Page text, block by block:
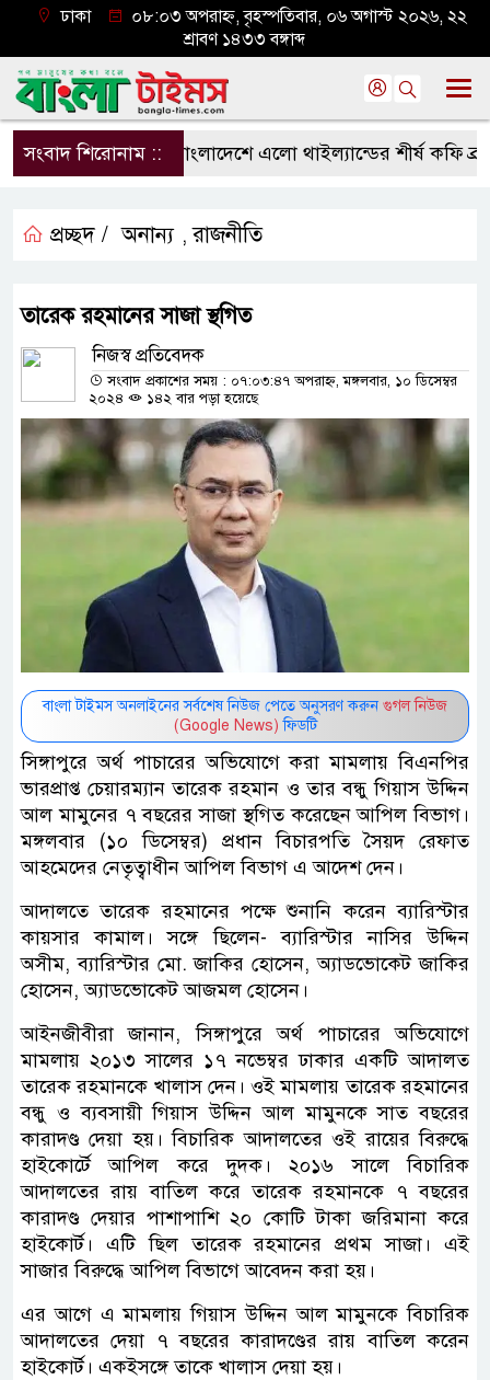
ঢাকা
০৮:০৩ অপরাহ্ন, বৃহস্পতিবার, ০৬ অগাস্ট ২০২৬, ২২
শ্রাবণ ১৪৩৩ বঙ্গাব্দ
সংবাদ শিরোনাম ::বাংলাদেশে এলো থাইল্যান্ডের শীর্ষ কফি
প্রচ্ছদ / অনান্য ,রাজনীতি
তারেক রহমানের সাজা স্থগিত
নিজস্ব প্রতিবেদক
সংবাদ প্রকাশের সময় : ০৭:০৩:৪৭ অপরাহ্ন, মঙ্গলবার, ১০ ডিসেম্বর
২০২৪
১৪২ বার পড়া হয়েছে
বাংলা টাইমস অনলাইনের সর্বশেষ নিউজ পেতে অনুসরণ করুন গুগল নিউজ
(Google News) ফিডটি
সিঙ্গাপুরে অর্থ পাচারের অভিযোগে করা মামলায় বিএনপির
ভারপ্রাপ্ত চেয়ারম্যান তারেক রহমান ও তার বন্ধু গিয়াস উদ্দিন
আল মামুনের ৭ বছরের সাজা স্থগিত করেছেন আপিল বিভাগ।
মঙ্গলবার (১০ ডিসেম্বর) প্রধান বিচারপতি সৈয়দ রেফাত
আহমেদের নেতৃত্বাধীন আপিল বিভাগ এ আদেশ দেন।
আদালতে তারেক রহমানের পক্ষে শুনানি করেন ব্যারিস্টার
কায়সার কামাল। সঙ্গে ছিলেন- ব্যারিস্টার নাসির উদ্দিন
অসীম, ব্যারিস্টার মো. জাকির হোসেন, অ্যাডভোকেট জাকির
হোসেন, অ্যাডভোকেট আজমল হোসেন।
আইনজীবীরা জানান, সিঙ্গাপুরে অর্থ পাচারের অভিযোগে
মামলায় ২০১৩ সালের ১৭ নভেম্বর ঢাকার একটি আদালত
তারেক রহমানকে খালাস দেন। ওই মামলায় তারেক রহমানের
বন্ধু ও ব্যবসায়ী গিয়াস উদ্দিন আল মামুনকে সাত বছরের
কারাদণ্ড দেয়া হয়। বিচারিক আদালতের ওই রায়ের বিরুদ্ধে
হাইকোর্টে আপিল করে দুদক। ২০১৬ সালে বিচারিক
আদালতের রায় বাতিল করে তারেক রহমানকে ৭ বছরের
কারাদণ্ড দেয়ার পাশাপাশি ২০ কোটি টাকা জরিমানা করে
হাইকোর্ট। এটি ছিল তারেক রহমানের প্রথম সাজা। এই
সাজার বিরুদ্ধে আপিল বিভাগে আবেদন করা হয়।
এর আগে এ মামলায় গিয়াস উদ্দিন আল মামুনকে বিচারিক
আদালতের দেয়া ৭ বছরের কারাদণ্ডের রায় বাতিল করেন
হাইকোর্ট। একইসঙ্গে তাকে খালাস দেয়া হয়।